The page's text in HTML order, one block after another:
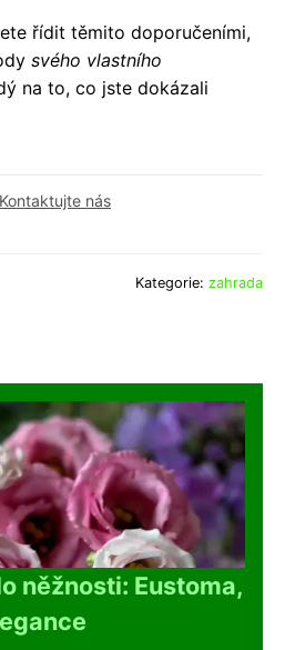
řídit těmito doporučeními,
svého vlastního
na to, co jste dokázali
Kontaktujte nás
Kategorie: zahrada
něžnosti: Eustoma,